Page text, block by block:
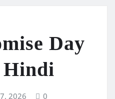
Day
Hindi
2026 0